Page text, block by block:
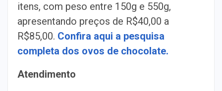
itens, com peso entre 150g e 550g,
apresentando preços de R$40,00 a
R$85,00. Confira aqui a pesquisa
completa dos ovos de chocolate.
Atendimento